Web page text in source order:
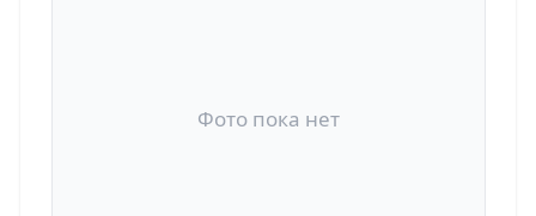
Фото пока нет